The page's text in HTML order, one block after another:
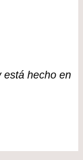
está hecho en